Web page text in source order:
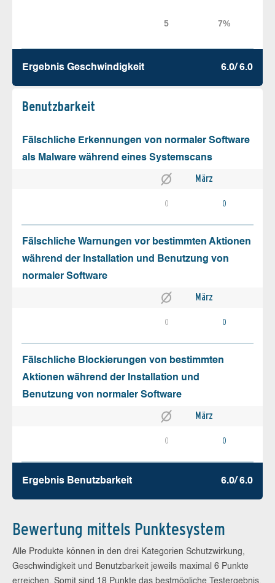
Ergebnis Geschw­indigkeit 6.0/ 6.0
Benutz­barkeit
Fälschliche Erkennungen von normaler Software
als Malware während eines Systemscans
März
0 0
Fälschliche Warnungen vor bestimmten Aktionen
während der Installation und Benutzung von
normaler Software
März
0 0
Fälschliche Blockierungen von bestimmten
Aktionen während der Installation und
Benutzung von normaler Software
März
0 0
Ergebnis Benutz­barkeit 6.0/ 6.0
Bewertung mittels Punktesystem
Alle Produkte können in den drei Kategorien Schutzwirkung,
Geschwindigkeit und Benutzbarkeit jeweils maximal 6 Punkte
erreichen. Somit sind 18 Punkte das bestmögliche Testergebnis.